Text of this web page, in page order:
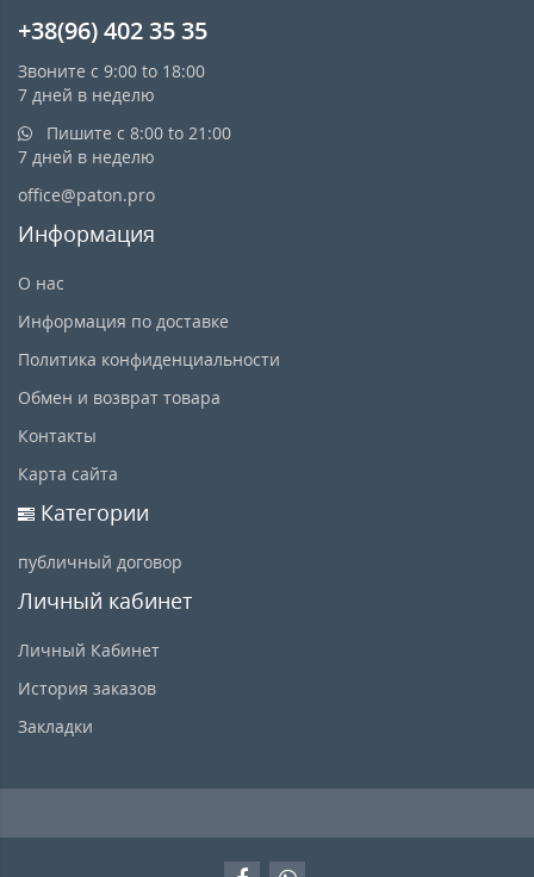
+38(96) 402 35 35
Звоните с 9:00 to 18:00
7 дней в неделю
Пишите с 8:00 to 21:00
7 дней в неделю
office@paton.pro
Информация
О нас
Информация по доставке
Политика конфиденциальности
Обмен и возврат товара
Контакты
Карта сайта
Категории
публичный договор
Личный кабинет
Личный Кабинет
История заказов
Закладки